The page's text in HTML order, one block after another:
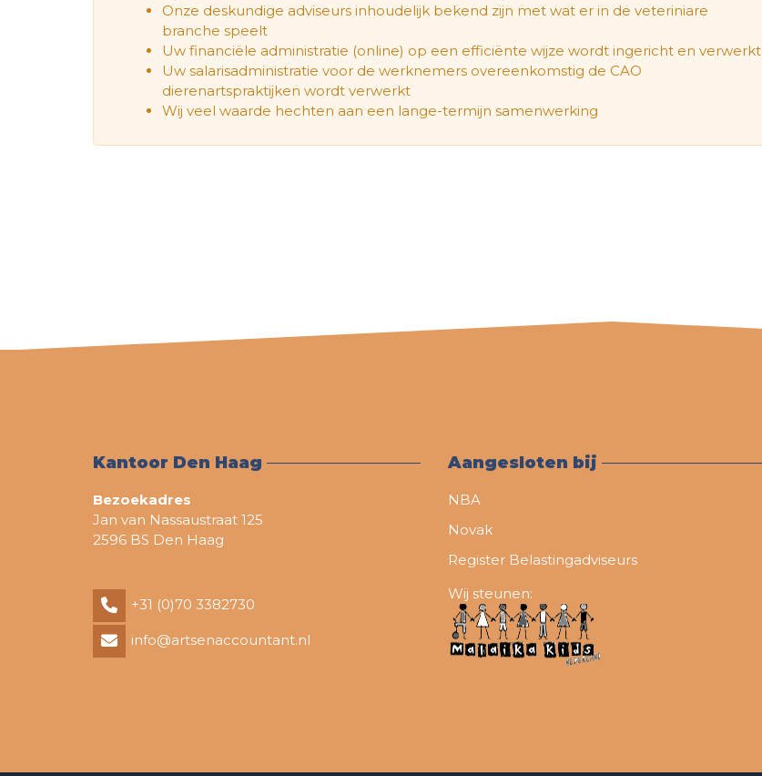
Onze deskundige adviseurs inhoudelijk bekend zijn met wat er in de veteriniare
branche speelt
Uw financiële administratie (online) op een efficiënte wijze wordt ingericht en verwerkt
Uw salarisadministratie voor de werknemers overeenkomstig de CAO
dierenartspraktijken wordt verwerkt
Wij veel waarde hechten aan een lange-termijn samenwerking
Kantoor Den Haag
Bezoekadres
Jan van Nassaustraat 125
2596 BS Den Haag
+31 (0)70 3382730
info@artsenaccountant.nl
Aangesloten bij
NBA
Novak
Register Belastingadviseurs
Wij steunen: